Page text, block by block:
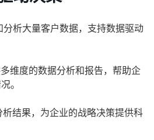
析大量客户数据，支持数据驱动
维度的数据分析和报告，帮助企
。
析结果，为企业的战略决策提供科